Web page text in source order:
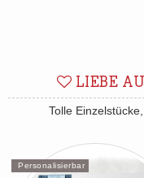
LIEBE
Tolle
Personalisierbar